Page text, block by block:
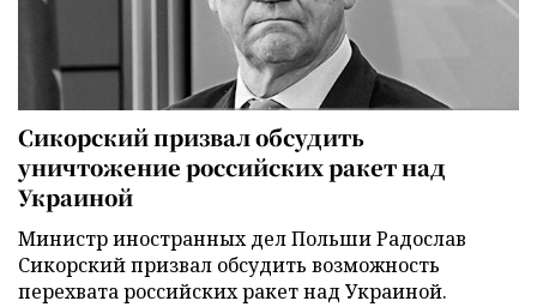
Сикорский призвал обсудить
уничтожение российских ракет над
Украиной
Министр иностранных дел Польши Радослав
Сикорский призвал обсудить возможность
перехвата российских ракет над Украиной.